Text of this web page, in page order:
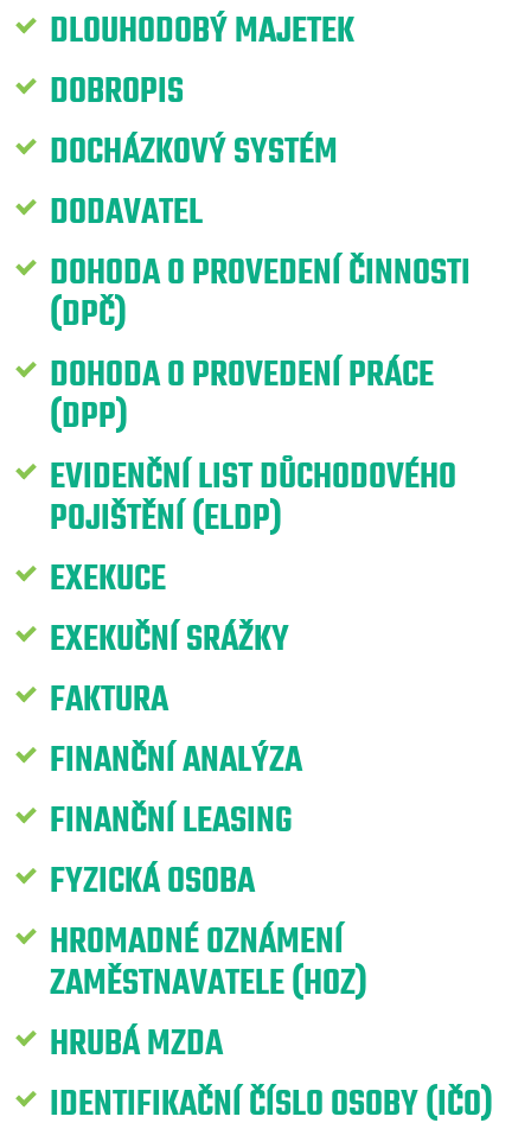
DLOUHODOBÝ MAJETEK
DOBROPIS
DOCHÁZKOVÝ SYSTÉM
DODAVATEL
DOHODA O PROVEDENÍ ČINNOSTI
(DPČ)
DOHODA O PROVEDENÍ PRÁCE
(DPP)
EVIDENČNÍ LIST DŮCHODOVÉHO
POJIŠTĚNÍ (ELDP)
EXEKUCE
EXEKUČNÍ SRÁŽKY
FAKTURA
FINANČNÍ ANALÝZA
FINANČNÍ LEASING
FYZICKÁ OSOBA
HROMADNÉ OZNÁMENÍ
ZAMĚSTNAVATELE (HOZ)
HRUBÁ MZDA
IDENTIFIKAČNÍ ČÍSLO OSOBY (IČO)